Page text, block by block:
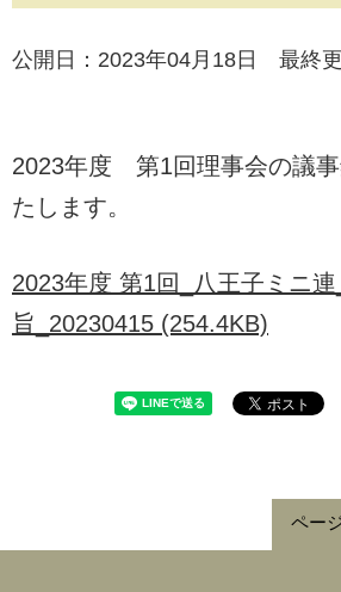
公開日：2023年04月18日 最終
2023年度 第1回理事会の議
たします。
2023年度 第1回_八王子ミニ
旨_20230415 (254.4KB)
ペー